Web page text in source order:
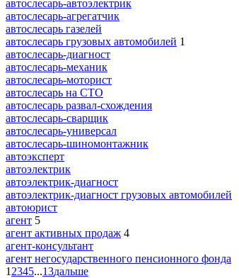
автослесарь-автоэлектрик
автослесарь-агрегатчик
автослесарь газелей
автослесарь грузовых автомобилей 1
автослесарь-диагност
автослесарь-механик
автослесарь-моторист
автослесарь на СТО
автослесарь развал-схождения
автослесарь-сварщик
автослесарь-универсал
автослесарь-шиномонтажник
автоэксперт
автоэлектрик
автоэлектрик-диагност
автоэлектрик-диагност грузовых автомобилей
автоюрист
агент 5
агент активных продаж 4
агент-консультант
агент негосударственного пенсионного фонда
1 2345...13дальше